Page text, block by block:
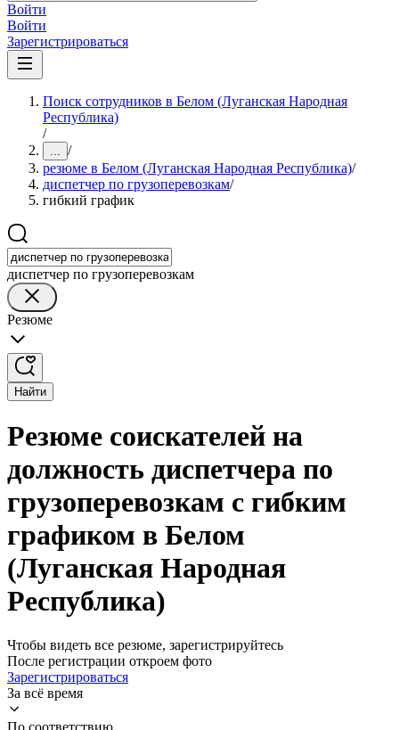
Войти
Войти
Зарегистрироваться
Поиск сотрудников в Белом (Луганская Народная
Республика)
/
... /
резюме в Белом (Луганская Народная Республика)/
диспетчер по грузоперевозкам/
гибкий график
диспетчер по грузоперевозкам
Резюме
Найти
Резюме соискателей на
должность диспетчера по
грузоперевозкам с гибким
графиком в Белом
(Луганская Народная
Республика)
Чтобы видеть все резюме, зарегистрируйтесь
После регистрации откроем фото
Зарегистрироваться
За всё время
По соответствию